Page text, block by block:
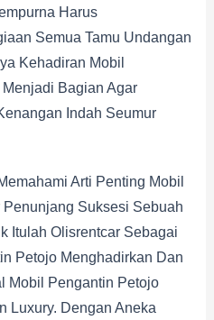
Harus
Semua Tamu Undangan
Kehadiran Mobil
Bagian Agar
Indah Seumur
Arti Penting Mobil
Suksesi Sebuah
Itulah Olisrentcar Sebagai
Petojo Menghadirkan Dan
Mobil Pengantin Petojo
Luxury. Dengan Aneka